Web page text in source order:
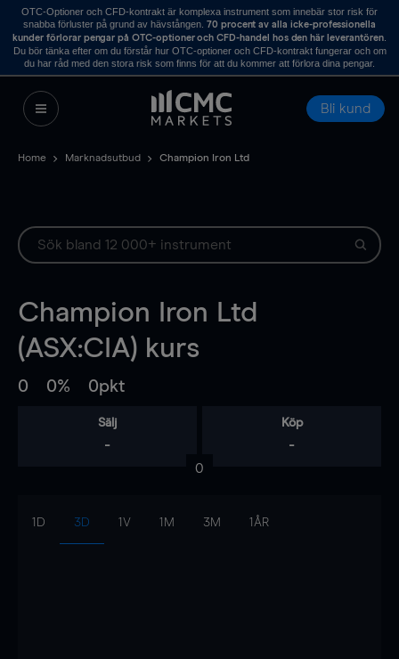
OTC-Optioner och CFD-kontrakt är komplexa instrument som innebär stor risk för
snabba förluster på grund av hävstången. 70 procent av alla icke-professionella
kunder förlorar pengar på OTC-optioner och CFD-handel hos den här leverantören.
Du bör tänka efter om du förstår hur OTC-optioner och CFD-kontrakt fungerar och om
du har råd med den stora risk som finns för att du kommer att förlora dina pengar.
Bli kund
Home Marknadsutbud Champion Iron Ltd
Champion Iron Ltd
(ASX:CIA) kurs
0 0% 0pkt
Sälj
-
Köp
-
0
1D 3D 1V 1M 3M 1ÅR